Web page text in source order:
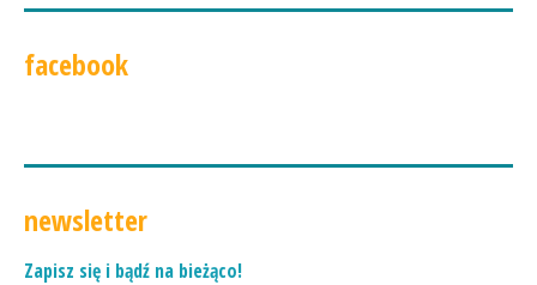
facebook
newsletter
Zapisz się i bądź na bieżąco!